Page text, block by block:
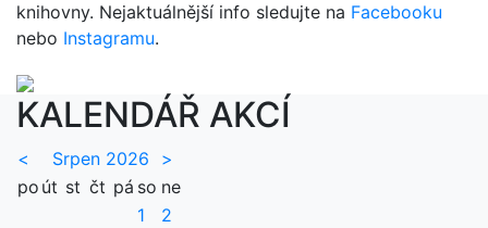
knihovny. Nejaktuálnější info sledujte na Facebooku
nebo Instagramu.
KALENDÁŘ AKCÍ
< Srpen 2026
>
po út st čt pá so ne
1
2